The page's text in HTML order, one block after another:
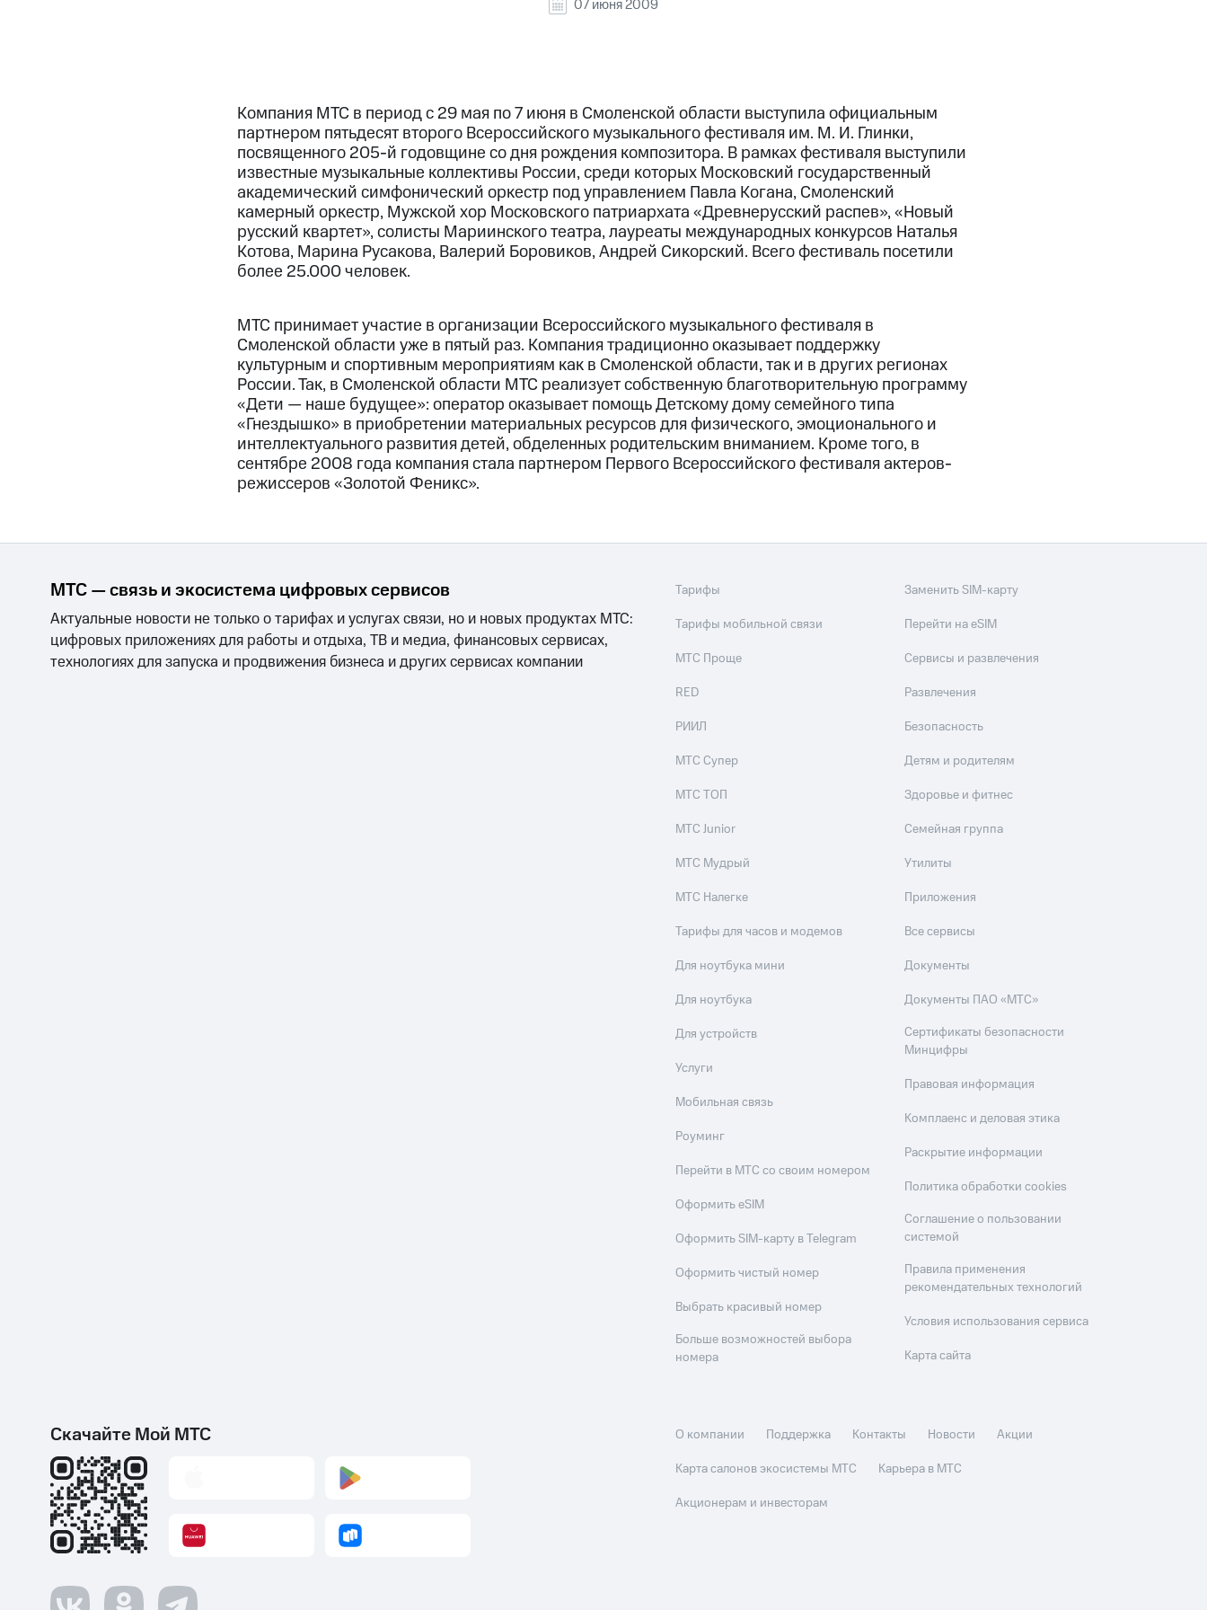
07 июня 2009
Компания МТС в период с 29 мая по 7 июня в Смоленской области выступила официальным
партнером пятьдесят второго Всероссийского музыкального фестиваля им. М. И. Глинки,
посвященного 205-й годовщине со дня рождения композитора. В рамках фестиваля выступили
известные музыкальные коллективы России, среди которых Московский государственный
академический симфонический оркестр под управлением Павла Когана, Смоленский
камерный оркестр, Мужской хор Московского патриархата «Древнерусский распев», «Новый
русский квартет», солисты Мариинского театра, лауреаты международных конкурсов Наталья
Котова, Марина Русакова, Валерий Боровиков, Андрей Сикорский. Всего фестиваль посетили
более 25.000 человек.
МТС принимает участие в организации Всероссийского музыкального фестиваля в
Смоленской области уже в пятый раз. Компания традиционно оказывает поддержку
культурным и спортивным мероприятиям как в Смоленской области, так и в других регионах
России. Так, в Смоленской области МТС реализует собственную благотворительную программу
«Дети — наше будущее»: оператор оказывает помощь Детскому дому семейного типа
«Гнездышко» в приобретении материальных ресурсов для физического, эмоционального и
интеллектуального развития детей, обделенных родительским вниманием. Кроме того, в
сентябре 2008 года компания стала партнером Первого Всероссийского фестиваля актеров-
режиссеров «Золотой Феникс».
МТС — связь и экосистема цифровых сервисов
Актуальные новости не только о тарифах и услугах связи, но и новых продуктах МТС:
цифровых приложениях для работы и отдыха, ТВ и медиа, финансовых сервисах,
технологиях для запуска и продвижения бизнеса и других сервисах компании
Тарифы
Тарифы мобильной связи
МТС Проще
RED
РИИЛ
МТС Супер
МТС ТОП
МТС Junior
МТС Мудрый
МТС Налегке
Тарифы для часов и модемов
Для ноутбука мини
Для ноутбука
Для устройств
Услуги
Мобильная связь
Роуминг
Перейти в МТС со своим номером
Оформить eSIM
Оформить SIM-карту в Telegram
Оформить чистый номер
Выбрать красивый номер
Больше возможностей выбора
номера
Заменить SIM-карту
Перейти на eSIM
Сервисы и развлечения
Развлечения
Безопасность
Детям и родителям
Здоровье и фитнес
Семейная группа
Утилиты
Приложения
Все сервисы
Документы
Документы ПАО «МТС»
Сертификаты безопасности
Минцифры
Правовая информация
Комплаенс и деловая этика
Раскрытие информации
Политика обработки cookies
Соглашение о пользовании
системой
Правила применения
рекомендательных технологий
Условия использования сервиса
Карта сайта
Скачайте Мой МТС О компании Поддержка Контакты Новости
Акции
Карта салонов экосистемы МТС
Карьера в МТС
Акционерам и инвесторам